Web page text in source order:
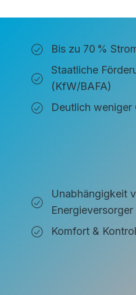
Bis zu 70 %
Staatliche
(KfW/BAFA)
Deutlich weniger
Unabhängigkeit
Energieversorger
Komfort &